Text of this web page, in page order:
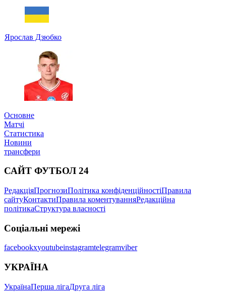
Ярослав Дзюбко
Основне
Матчі
Статистика
Новини
трансфери
САЙТ ФУТБОЛ 24
РедакціяПрогнозиПолітика конфіденційностіПравила
сайтуКонтактиПравила коментуванняРедакційна
політикаСтруктура власності
Соціальні мережі
facebookxyoutubeinstagramtelegramviber
УКРАЇНА
УкраїнаПерша лігаДруга ліга